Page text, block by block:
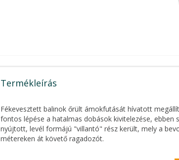
Termékleírás
Fékevesztett balinok őrült ámokfutását hívatott
fontos lépése a hatalmas dobások kivitelezése, ebben
nyújtott, levél formájú "villantó" rész került, mely a
métereken át követő ragadozót.